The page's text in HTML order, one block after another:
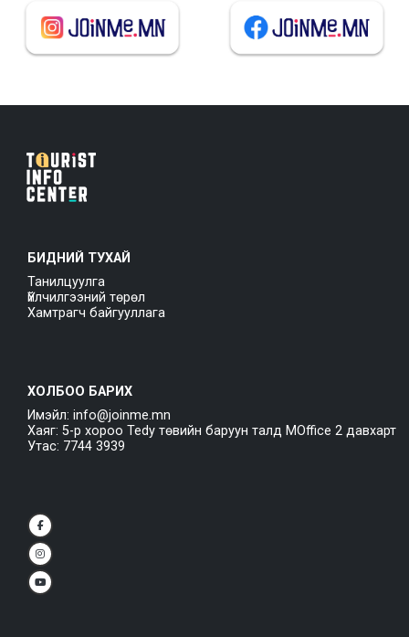
БИДНИЙ ТУХАЙ
Танилцуулга
Үйлчилгээний төрөл
Хамтрагч байгууллага
ХОЛБОО БАРИХ
Имэйл: info@joinme.mn
Хаяг: 5-р хороо Tedy төвийн баруун талд MOffice 2 давхарт
Утас: 7744 3939